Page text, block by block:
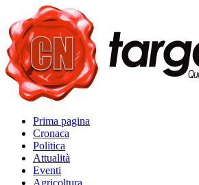
Prima pagina
Cronaca
Politica
Attualità
Eventi
Agricoltura